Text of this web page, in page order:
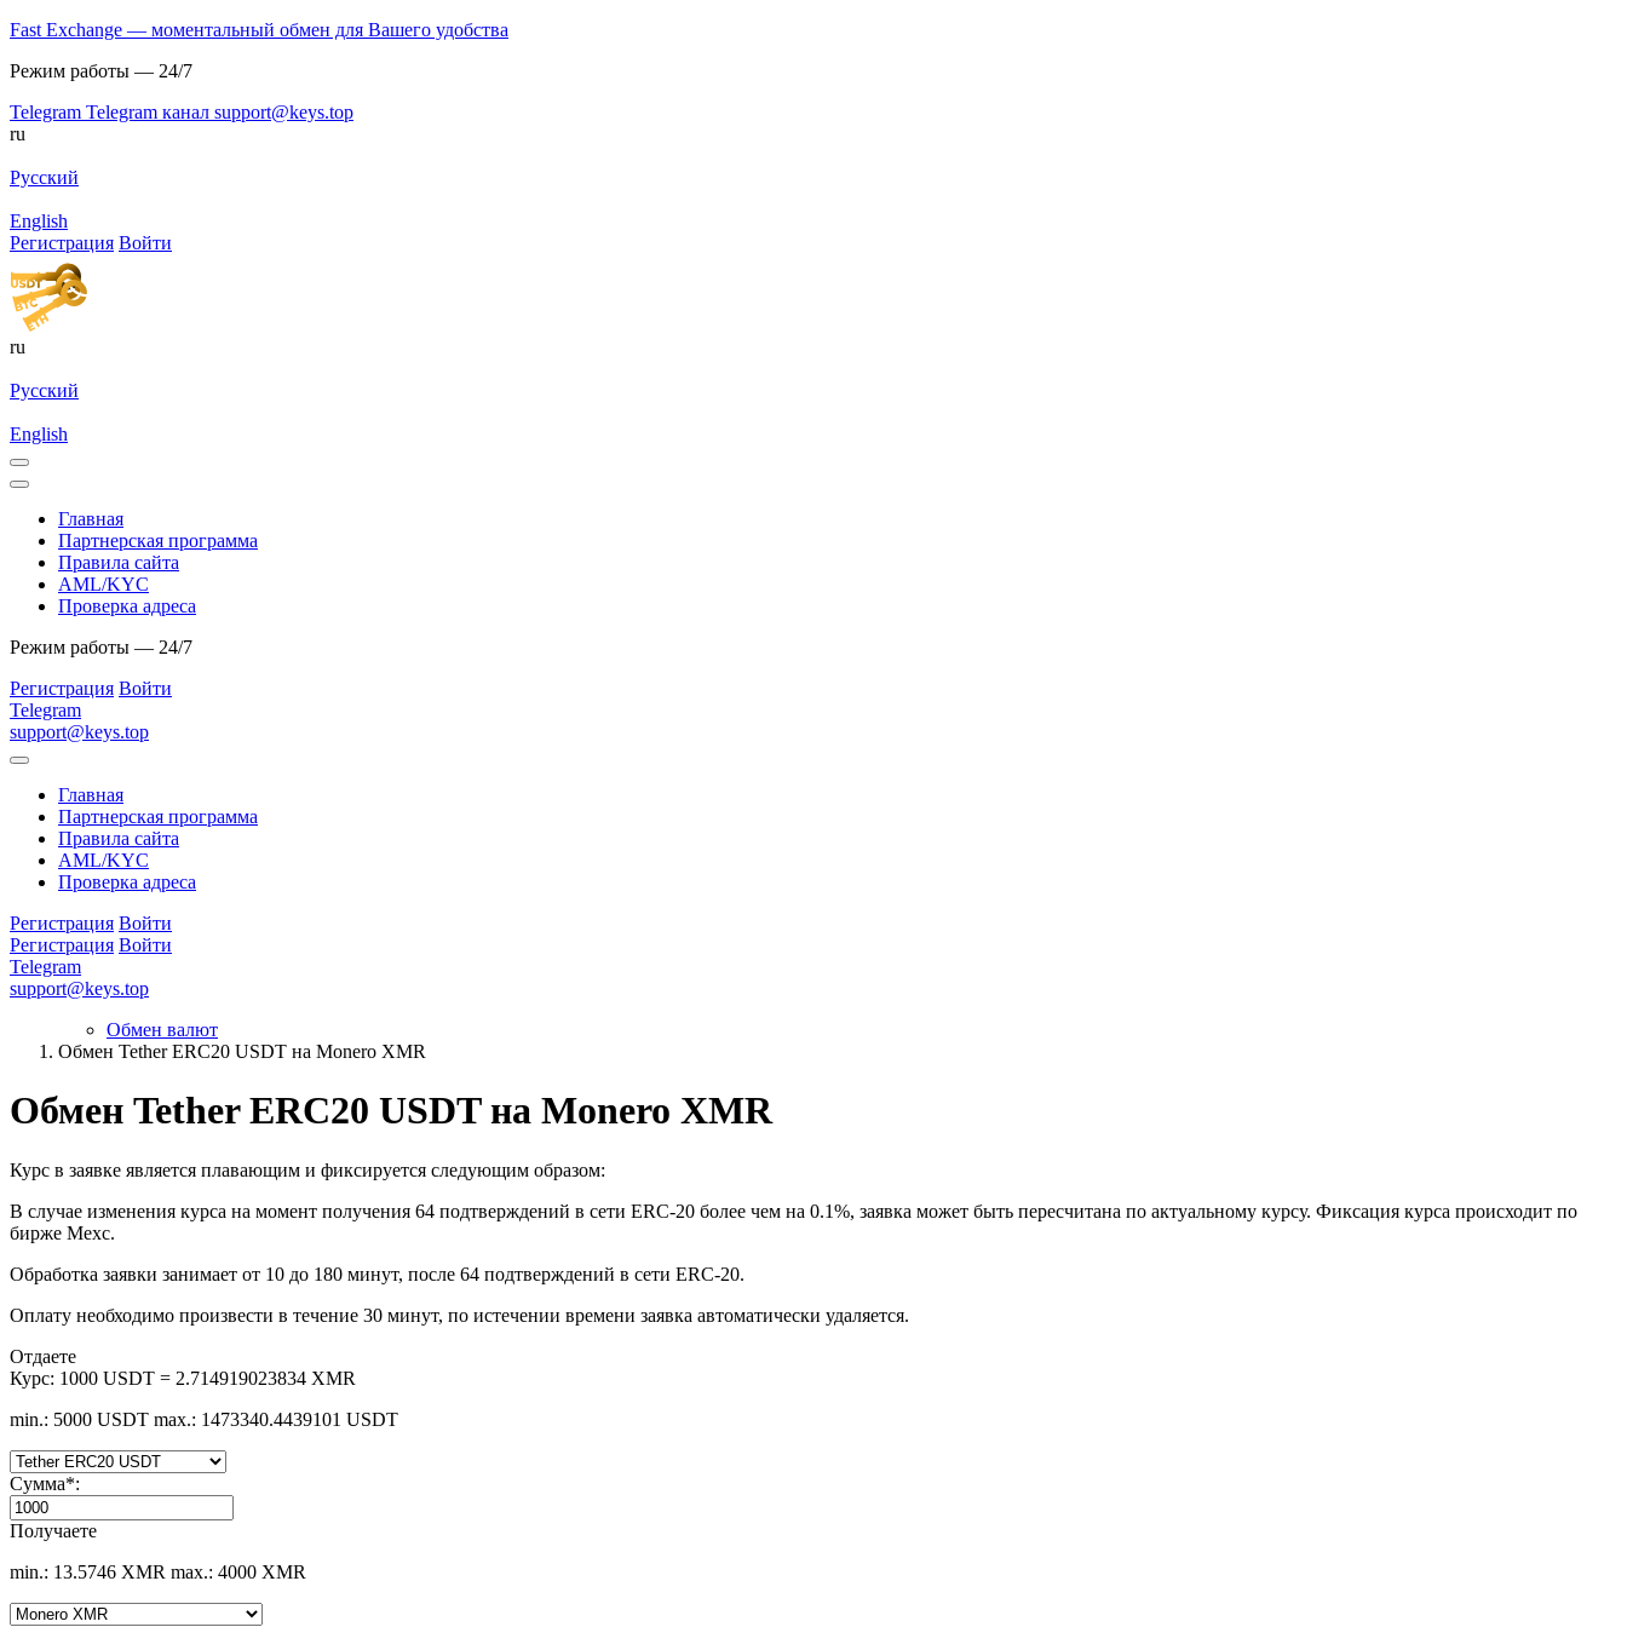
Fast Exchange — моментальный обмен для Вашего удобства
Режим работы — 24/7
Telegram Telegram канал support@keys.top
ru
Русский
English
Регистрация Войти
ru
Русский
English
Главная
Партнерская программа
Правила сайта
AML/KYC
Проверка адреса
Режим работы — 24/7
Регистрация Войти
Telegram
support@keys.top
Главная
Партнерская программа
Правила сайта
AML/KYC
Проверка адреса
Регистрация Войти
Регистрация Войти
Telegram
support@keys.top
Обмен валют
Обмен Tether ERC20 USDT на Monero XMR
Обмен Tether ERC20 USDT на Monero XMR
Курс в заявке является плавающим и фиксируется следующим образом:
В случае изменения курса на момент получения 64 подтверждений в сети ERC-20 более чем на 0.1%, заявка может быть пересчитана по актуальному курсу. Фиксация курса происходит по
бирже Mexc.
Обработка заявки занимает от 10 до 180 минут, после 64 подтверждений в сети ERC-20.
Оплату необходимо произвести в течение 30 минут, по истечении времени заявка автоматически удаляется.
Отдаете
Курс: 1000 USDT = 2.714919023834 XMR
min.: 5000 USDT max.: 1473340.4439101 USDT
Сумма*:
Получаете
min.: 13.5746 XMR max.: 4000 XMR